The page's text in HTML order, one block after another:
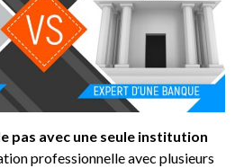
pas avec une seule institution
professionnelle avec plusieurs